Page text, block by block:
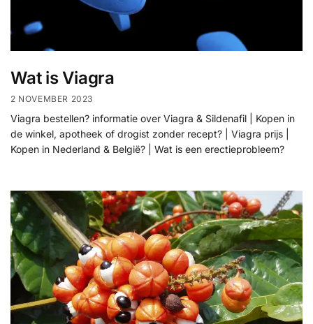
Wat is Viagra
2 NOVEMBER 2023
Viagra bestellen? informatie over Viagra & Sildenafil | Kopen in
de winkel, apotheek of drogist zonder recept? | Viagra prijs |
Kopen in Nederland & België? | Wat is een erectieprobleem?